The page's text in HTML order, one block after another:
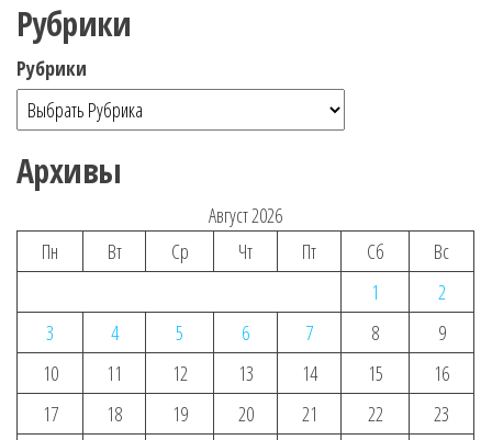
Рубрики
Рубрики
Архивы
Август 2026
Пн
Вт Ср Чт Пт Сб
Вс
1
2
3
4 5 6 7 8
9
10
11 12 13 14 15
16
17
18 19 20 21 22
23